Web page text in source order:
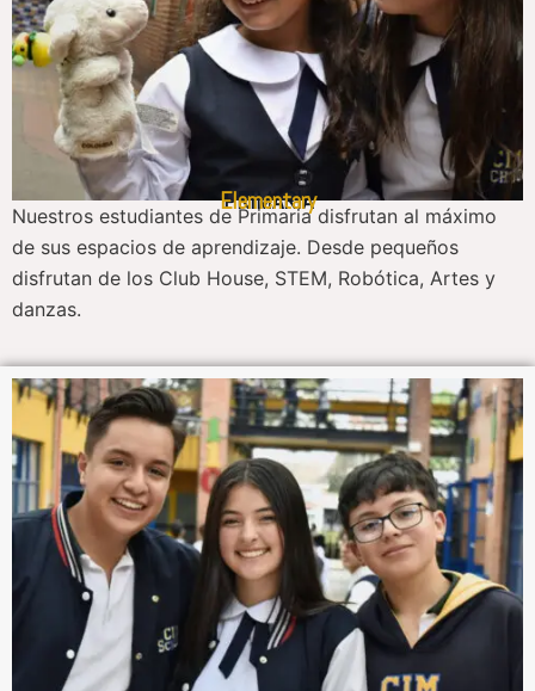
PRIMARIA
Elementary
Nuestros estudiantes de Primaria disfrutan al máximo
de sus espacios de aprendizaje. Desde pequeños
disfrutan de los Club House, STEM, Robótica, Artes y
danzas.